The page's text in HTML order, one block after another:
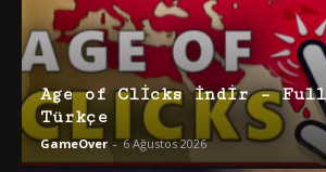
Age of Clicks İndir – Full
Türkçe
GameOver - 6 Ağustos 2026